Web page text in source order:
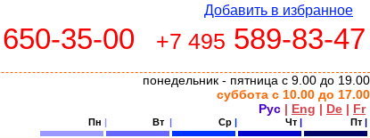
Добавить в избранное
650-35-00 +7 495 589-83-47
понедельник - пятница с 9.00 до 19.00
суббота с 10.00 до 17.00
Рус | Eng | De | Fr
Пн | Вт | Ср | Чт | Пт |